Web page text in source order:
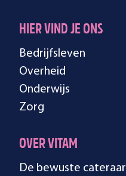
HIER VIND JE ONS
Bedrijfsleven
Overheid
Onderwijs
Zorg
OVER VITAM
De bewuste cateraar